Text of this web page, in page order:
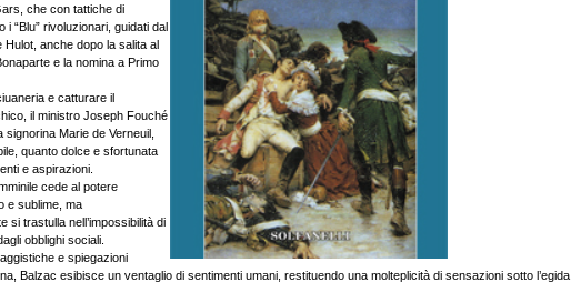
che con tattiche di
i “Blu” rivoluzionari, guidati dal
anche dopo la salita al
e la nomina a Primo
e catturare il
il ministro Joseph Fouché
Marie de Verneuil,
quanto dolce e sfortunata
e aspirazioni.
cede al potere
e sublime, ma
si trastulla nell’impossibilità di
obblighi sociali.
e spiegazioni
Balzac esibisce un ventaglio di sentimenti umani, restituendo una molteplicità di sensazioni sotto l’egida